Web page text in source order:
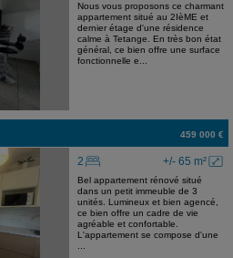
Nous vous proposons ce charmant
appartement situé au 2IèME et
dernier étage d'une résidence
calme à Tetange. En très bon état
général, ce bien offre une surface
fonctionnelle e...
459 000 €
+/- 65 m²
2
Bel appartement rénové situé
dans un petit immeuble de 3
unités. Lumineux et bien agencé,
ce bien offre un cadre de vie
agréable et confortable.
L'appartement se compose d'une